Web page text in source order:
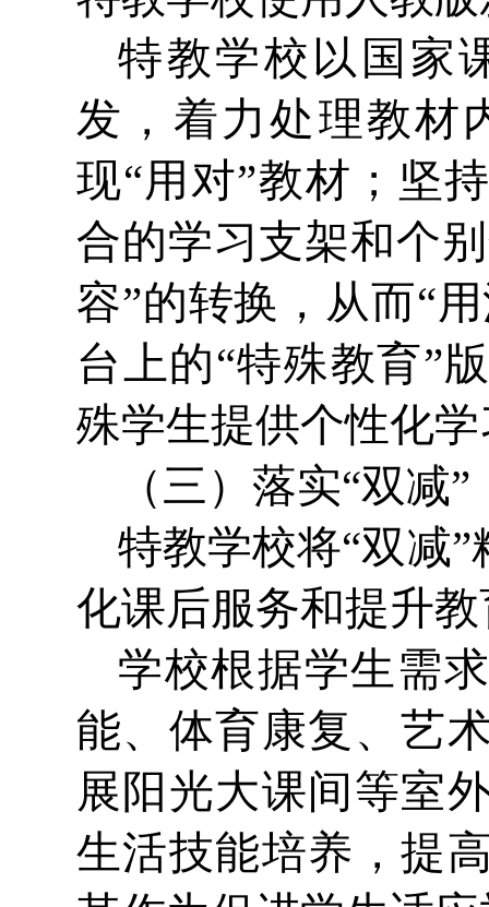
特教学校以国家
发，着力处理教材
现“用对”教材；坚
合的学习支架和个
容”的转换，从而“
台上的“特殊教育”
殊学生提供个性化
（三）落实“双减
特教学校将“双减
化课后服务和提升
学校根据学生需
能、体育康复、艺
展阳光大课间等室
生活技能培养，提